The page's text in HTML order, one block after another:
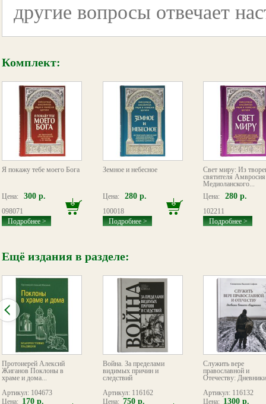
другие вопросы отвечает
Комплект:
Я покажу тебе моего Бога
Цена: 300 р.
098071
Подробнее >
Земное и небесное
Цена: 280 р.
100018
Подробнее >
Свет миру: Из
святителя Амвросия
Медиоланского...
Цена:
280 р.
102211
Подробнее >
Ещё издания в разделе:
Протоиерей Алексий
Жиганов Поклоны в
храме и дома...
Артикул: 104673
Цена: 170 р.
Война. За пределами
видимых причин и
следствий
Артикул: 116162
Цена: 750 р.
Служить вере
православной и
Отечеству:
Артикул: 116132
Цена: 1300 р.